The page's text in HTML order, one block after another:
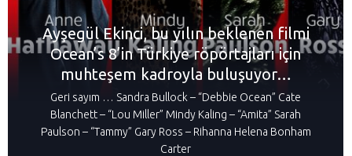
Ayşegül Ekinci, bu yılın beklenen filmi
Ocean’s 8’in Türkiye röpörtajları için
muhteşem kadroyla buluşuyor…
Geri sayım … Sandra Bullock – “Debbie Ocean” Cate
Blanchett – “Lou Miller” Mindy Kaling – “Amita” Sarah
Paulson – “Tammy” Gary Ross – Rihanna Helena Bonham
Carter